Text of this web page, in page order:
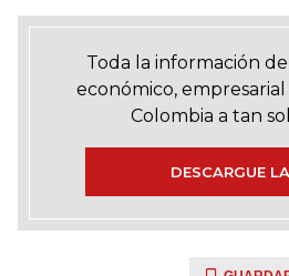
Toda la información
económico,
Colombia a tan
DESCARGUE